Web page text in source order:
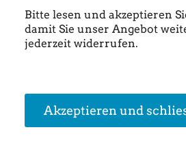
Bitte lesen und akzeptieren
damit Sie unser Angebot
jederzeit widerrufen.
Akzeptieren und
US-Präsident
Donald Trump
hatte am
weltweiter Zölle vermeldet. In einem live
britischen Premierminister Keir Starmer
sollen.
Jamieson Greer wollen am Wochenende
zusammentreffen. US-Präsident Donald
Spiel gebracht. "80-Prozent-Zölle auf
Kurznachrichtendienst Truth Social.